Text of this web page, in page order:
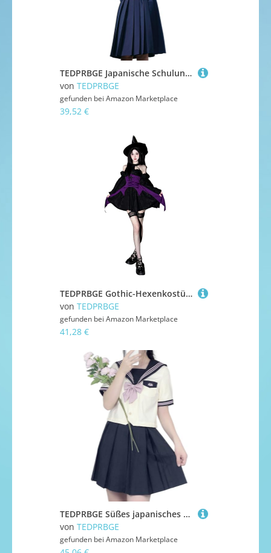
TEDPRBGE Japanische Schuluniform-Kostüm, Matrosenuniform, JK, Hemden, Uniform, Anime, Cosplay, Kostüme für Damen (Blau, kurze Ärmel + Rock, 80 cm, XL)
von TEDPRBGE
gefunden bei Amazon Marketplace
39,52 €
TEDPRBGE Gothic-Hexenkostüm für Damen, schwarz, lila, Outfit, Hexe, spitz, Kappe, ärmellos, Oberrock, Halloween, Cosplay, Kostüm, Größe S
von TEDPRBGE
gefunden bei Amazon Marketplace
41,28 €
TEDPRBGE Süßes japanisches Schuluniform-Kostüm, Matrosenuniform, JK, Hemden, Uniform, Anime, Cosplay, Kostüme für Damen (Dunkelgrau, 39 cm, kurzärmelig, XXL)
von TEDPRBGE
gefunden bei Amazon Marketplace